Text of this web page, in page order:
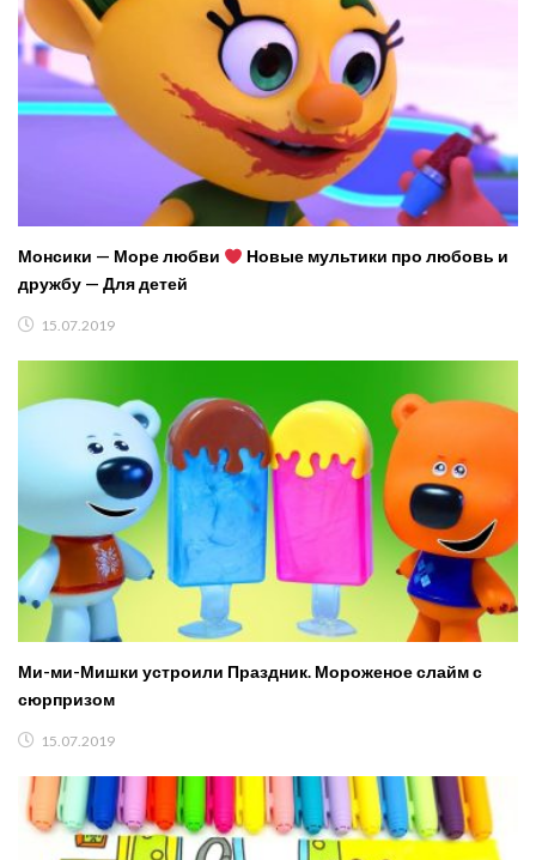
Монсики — Море любви
Новые мультики про любовь и
дружбу — Для детей
15.07.2019
Ми-ми-Мишки устроили Праздник. Мороженое слайм с
сюрпризом
15.07.2019